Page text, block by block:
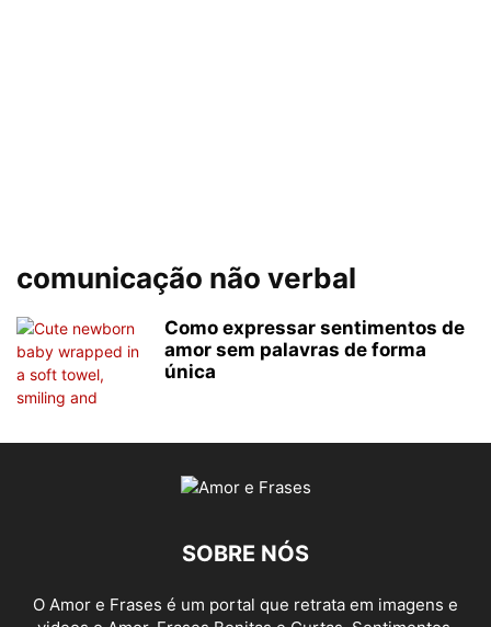
comunicação não verbal
Como expressar sentimentos de
amor sem palavras de forma
única
SOBRE NÓS
O Amor e Frases é um portal que retrata em imagens e